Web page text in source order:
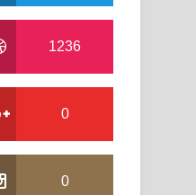
1236
0
0